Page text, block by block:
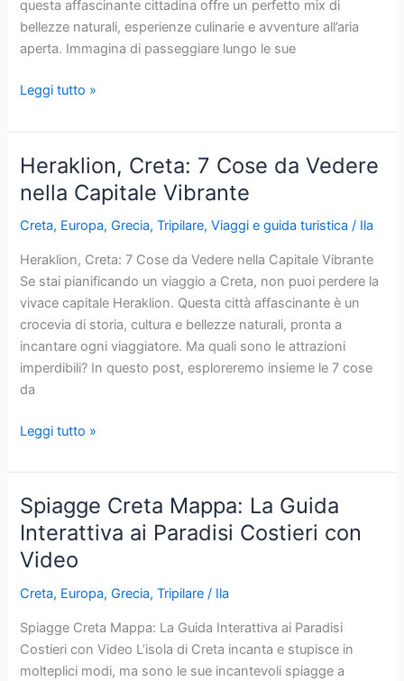
questa affascinante cittadina offre un perfetto mix di
bellezze naturali, esperienze culinarie e avventure all’aria
aperta. Immagina di passeggiare lungo le sue
Kissamos,
Cosa
Vedere
nella
Porta
d’Accesso
Balos
e
Falassarna
Leggi tutto »
Heraklion, Creta: 7 Cose da Vedere
nella Capitale Vibrante
Creta, Europa,Grecia,Tripilare,Viaggi e guida turistica / Ila
Heraklion, Creta: 7 Cose da Vedere nella Capitale Vibrante
Se stai pianificando un viaggio a Creta, non puoi perdere la
vivace capitale Heraklion. Questa città affascinante è un
crocevia di storia, cultura e bellezze naturali, pronta a
incantare ogni viaggiatore. Ma quali sono le attrazioni
imperdibili? In questo post, esploreremo insieme le 7 cose
da
Heraklion,
7
Cose
da
Vedere
nella
Vibrante
Leggi tutto »
Spiagge Creta Mappa: La Guida
Interattiva ai Paradisi Costieri con
Video
Creta, Europa,Grecia,Tripilare / Ila
Spiagge Creta Mappa: La Guida Interattiva ai Paradisi
Costieri con Video L’isola di Creta incanta e stupisce in
molteplici modi, ma sono le sue incantevoli spiagge a